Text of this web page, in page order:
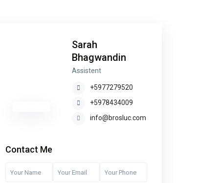
Sarah
Bhagwandin
Assistent
+5977279520
+5978434009
info@brosluc.com
Contact Me